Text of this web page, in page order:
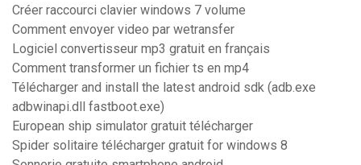
Créer raccourci clavier windows 7 volume
Comment envoyer video par wetransfer
Logiciel convertisseur mp3 gratuit en français
Comment transformer un fichier ts en mp4
Télécharger and install the latest android sdk (adb.exe
adbwinapi.dll fastboot.exe)
European ship simulator gratuit télécharger
Spider solitaire télécharger gratuit for windows 8